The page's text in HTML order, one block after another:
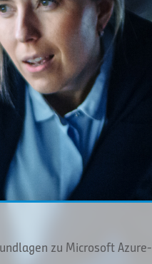
zu Microsoft Azure-